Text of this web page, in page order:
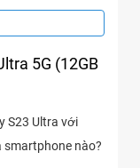
5G (12GB
S23 Ultra với
smartphone nào?